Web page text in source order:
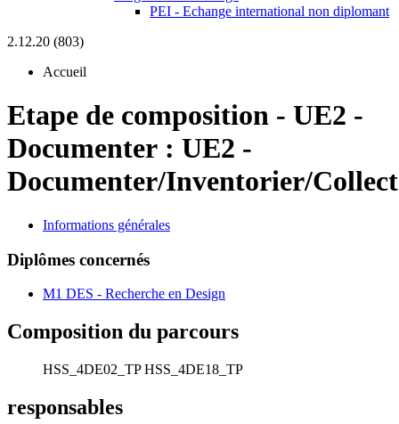
PEI - Echange international non diplomant
2.12.20 (803)
Accueil
Etape de composition - UE2 -
Documenter : UE2 -
Documenter/Inventorier/
Informations générales
Diplômes concernés
M1 DES - Recherche en Design
Composition du parcours
HSS_4DE02_TP HSS_4DE18_TP
responsables